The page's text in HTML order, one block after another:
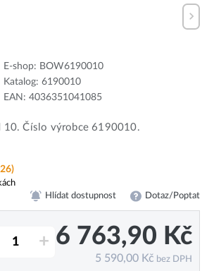
E-shop: BOW6190010
Katalog: 6190010
EAN: 4036351041085
10. Číslo výrobce 6190010.
Hlídat dostupnost Dotaz/Poptat
+ 6 763,90 Kč
5 590,00 Kč bez DPH